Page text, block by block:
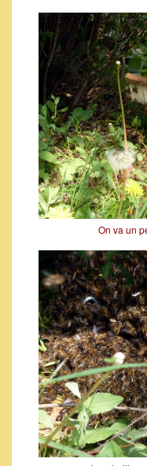
On va un